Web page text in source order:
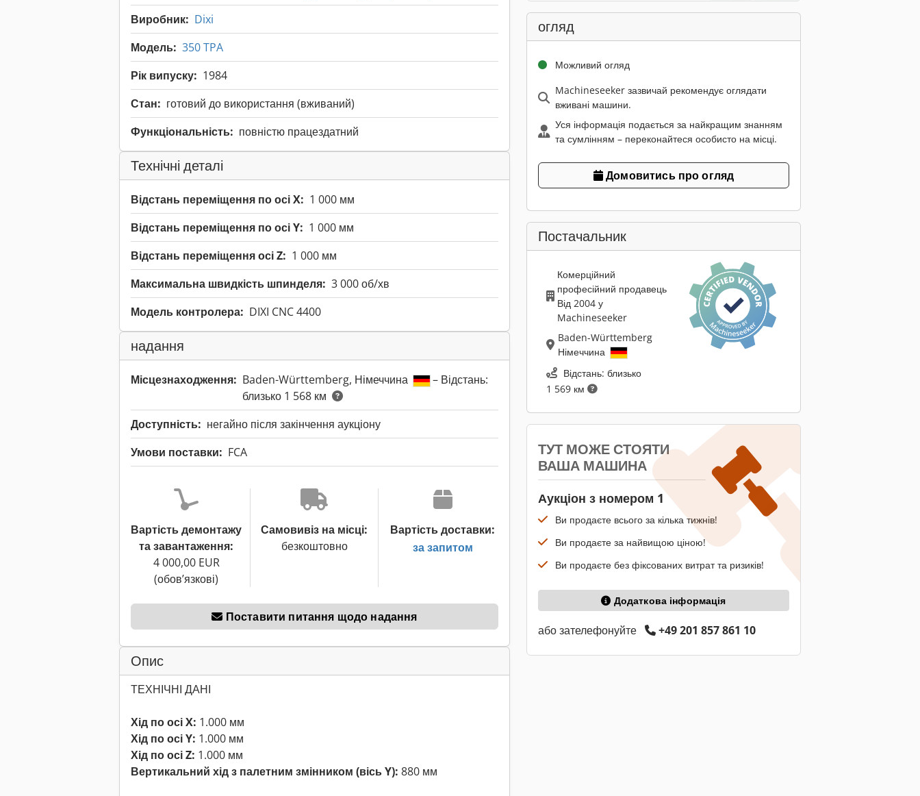
Виробник: Dixi
Модель: 350 TPA
Рік випуску: 1984
Стан: готовий до використання (вживаний)
Функціональність: повністю працездатний
Технічні деталі
Відстань переміщення по осі X: 1 000 мм
Відстань переміщення по осі Y: 1 000 мм
Відстань переміщення осі Z: 1 000 мм
Максимальна швидкість шпинделя: 3 000 об/хв
Модель контролера: DIXI CNC 4400
надання
Місцезнаходження: Baden-Württemberg, Німеччина
– Відстань:
близько 1 568 км
Доступність: негайно після закінчення аукціону
Умови поставки: FCA
Вартість демонтажу
та завантаження:
4 000,00 EUR
(обов’язкові)
Самовивіз на місці:
безкоштовно
Вартість доставки:
за запитом
Поставити питання щодо надання
Опис
ТЕХНІЧНІ ДАНІ
Хід по осі X: 1.000 мм
Хід по осі Y: 1.000 мм
Хід по осі Z: 1.000 мм
Вертикальний хід з палетним змінником (вісь Y): 880 мм
огляд
Можливий огляд
Machineseeker зазвичай рекомендує оглядати
вживані машини.
Уся інформація подається за найкращим знанням
та сумлінням – переконайтеся особисто на місці.
Домовитись про огляд
Постачальник
Комерційний
професійний продавець
Від 2004 у
Machineseeker
Baden-Württemberg
Німеччина
Відстань: близько
1 569 км
ТУТ МОЖЕ СТОЯТИ
ВАША МАШИНА
Аукціон з номером 1
Ви продаєте всього за кілька тижнів!
Ви продаєте за найвищою ціною!
Ви продаєте без фіксованих витрат та ризиків!
Додаткова інформація
або зателефонуйте +49 201 857 861 10